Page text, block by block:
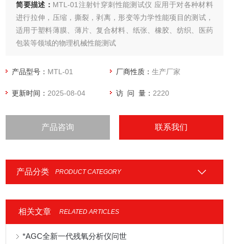
简要描述： MTL-01注射针穿刺性能测试仪 应用于对各种材料
进行拉伸，压缩，撕裂，剥离，形变等力学性能项目的测试，
适用于塑料薄膜、薄片、复合材料、纸张、橡胶、纺织、医药
包装等领域的物理机械性能测试
产品型号： MTL-01 厂商性质：生产厂家
更新时间： 2025-08-04 访 问 量： 2220
产品咨询 联系我们
产品分类 PRODUCT CATEGORY
相关文章 RELATED ARTICLES
*AGC全新一代残氧分析仪问世